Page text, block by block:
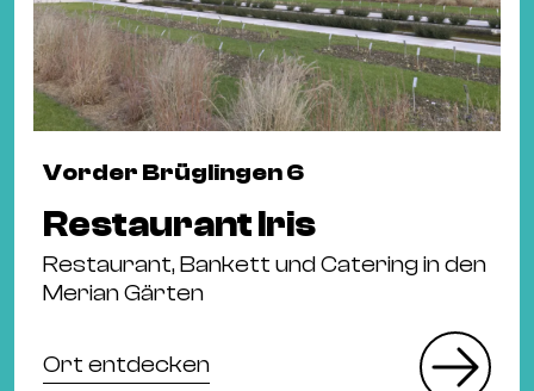
Vorder Brüglingen 6
Restaurant Iris
Restaurant, Bankett und Catering in den
Merian Gärten
Ort entdecken